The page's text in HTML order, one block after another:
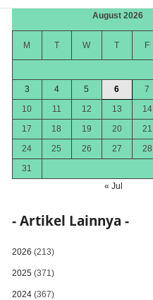
August 2026
M T W T F
3
4 5 6 7
10
11 12 13 14
17
18 19 20 21
24
25 26 27 28
31
« Jul
- Artikel Lainnya -
2026 (213)
2025(371)
2024(367)